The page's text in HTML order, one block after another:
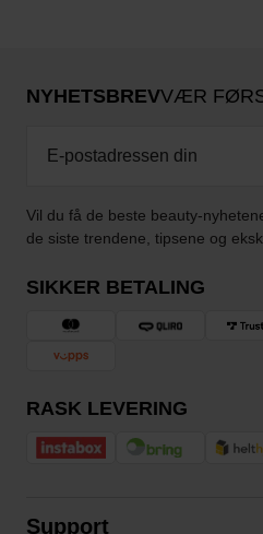
NYHETSBREVVÆR
Vil du få de beste beauty-
de siste trendene, tipsene og
SIKKER BETALING
RASK LEVERING
Support